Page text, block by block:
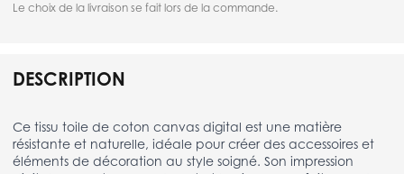
Le choix de la livraison se fait lors de la commande.
DESCRIPTION
Ce tissu toile de coton canvas digital est une matière
résistante et naturelle, idéale pour créer des accessoires et
éléments de décoration au style soigné. Son impression